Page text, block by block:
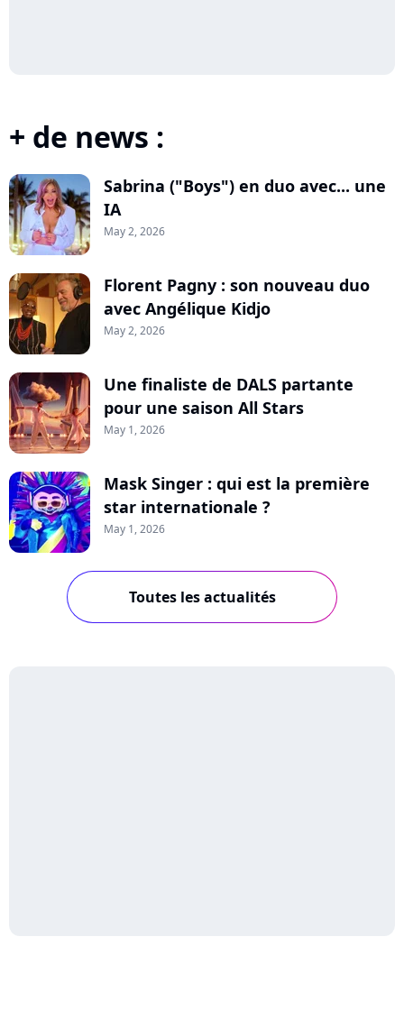
+ de news :
Sabrina ("Boys") en duo avec... une
IA
May 2, 2026
Florent Pagny : son nouveau duo
avec Angélique Kidjo
May 2, 2026
Une finaliste de DALS partante
pour une saison All Stars
May 1, 2026
Mask Singer : qui est la première
star internationale ?
May 1, 2026
Toutes les actualités